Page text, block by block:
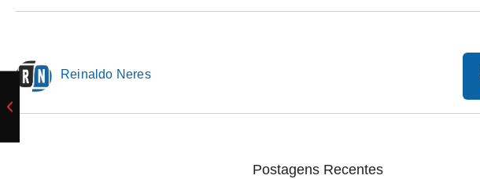
Reinaldo Neres
Postagens Recentes